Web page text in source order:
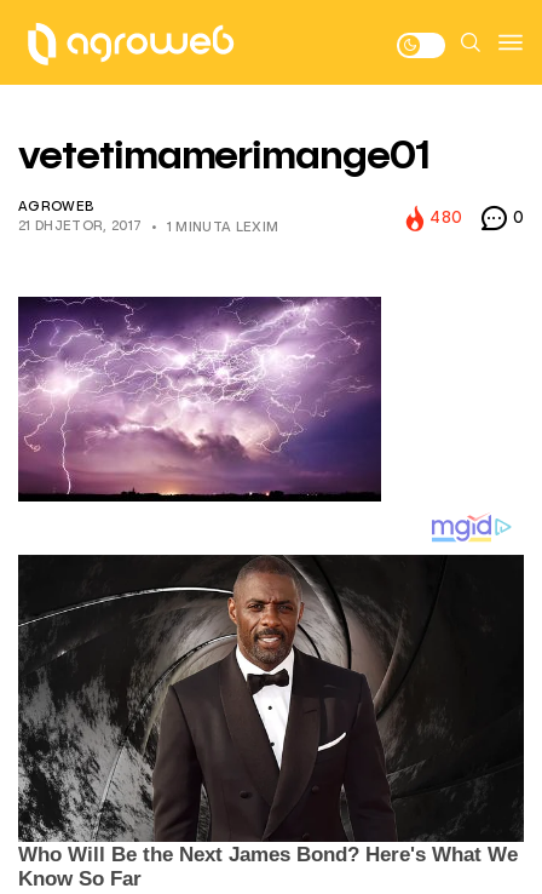
vetetimamerimange01
AGROWEB
21 DHJETOR, 2017
1 MINUTA LEXIM
480 0